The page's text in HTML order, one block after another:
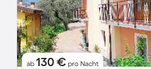
ab 130 € pro Nacht